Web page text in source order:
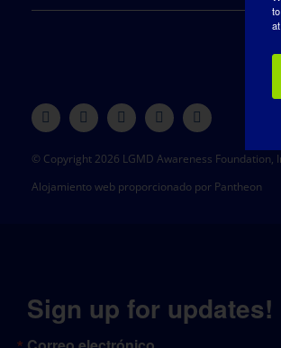
© Copyright 2026 LGMD Awareness Foundation,
Alojamiento web proporcionado por Pantheon
Sign up for updates!